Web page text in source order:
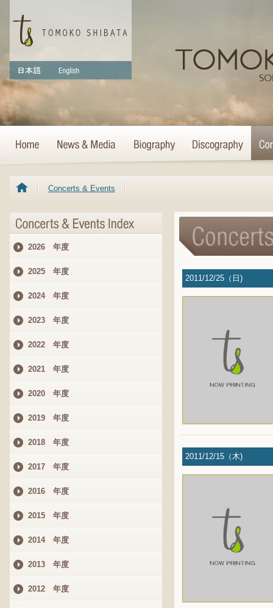
Concerts & Events
2026 年度
2025 年度
2024 年度
2023 年度
2022 年度
2021 年度
2020 年度
2019 年度
2018 年度
2017 年度
2016 年度
2015 年度
2014 年度
2013 年度
2012 年度
2011/12/25（日)
2011/12/15（木)